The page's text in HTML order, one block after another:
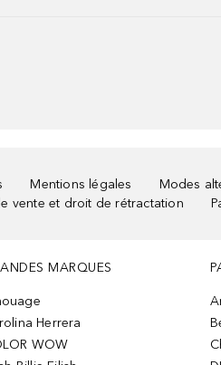
Mentions légales
Modes
vente et droit de rétractation
MARQUES
Herrera
WOW